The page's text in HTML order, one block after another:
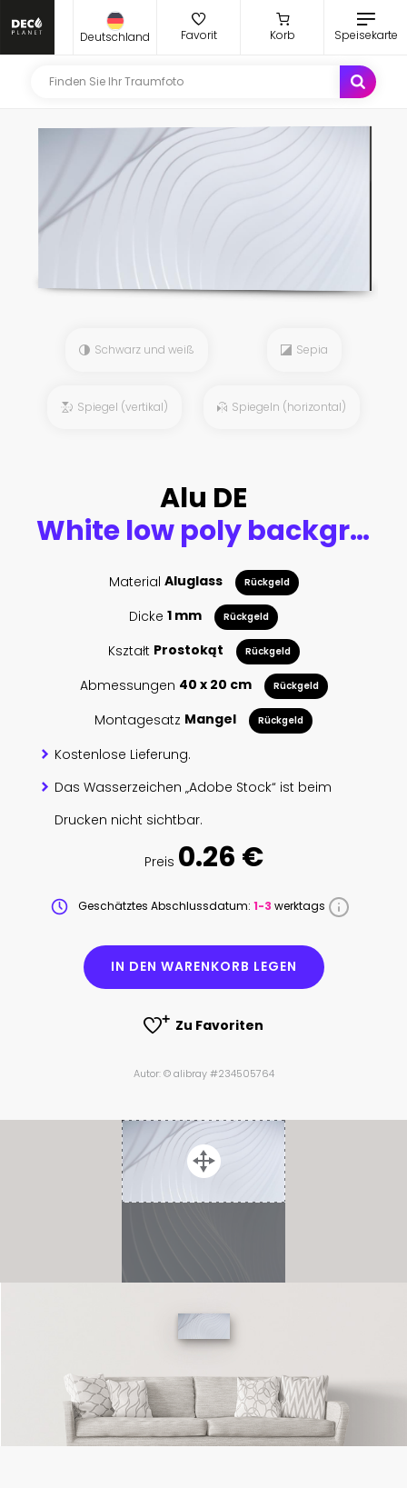
Deutschland Favorit Korb Speisekarte
Schwarz und weiß Sepia
Spiegel (vertikal) Spiegeln (horizontal)
Alu DE
White low poly background with golden edges. 3d rendering.
Material Aluglass Rückgeld
Dicke 1 mm Rückgeld
Kształt Prostokąt Rückgeld
Abmessungen 40 x 20 cm Rückgeld
Montagesatz Mangel Rückgeld
Kostenlose Lieferung.
Das Wasserzeichen „Adobe Stock“ ist beim
Drucken nicht sichtbar.
Preis 0.26 €
Geschätztes Abschlussdatum: 1-3 werktags
IN DEN WARENKORB LEGEN
Zu Favoriten
Autor: © alibray #234505764